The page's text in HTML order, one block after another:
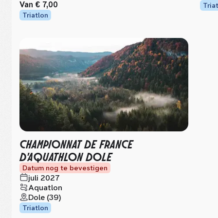
Van € 7,00
Triatlon
CHAMPIONNAT DE FRANCE
D'AQUATHLON DOLE
Datum nog te bevestigen
juli 2027
Aquatlon
Dole (39)
Triatlon